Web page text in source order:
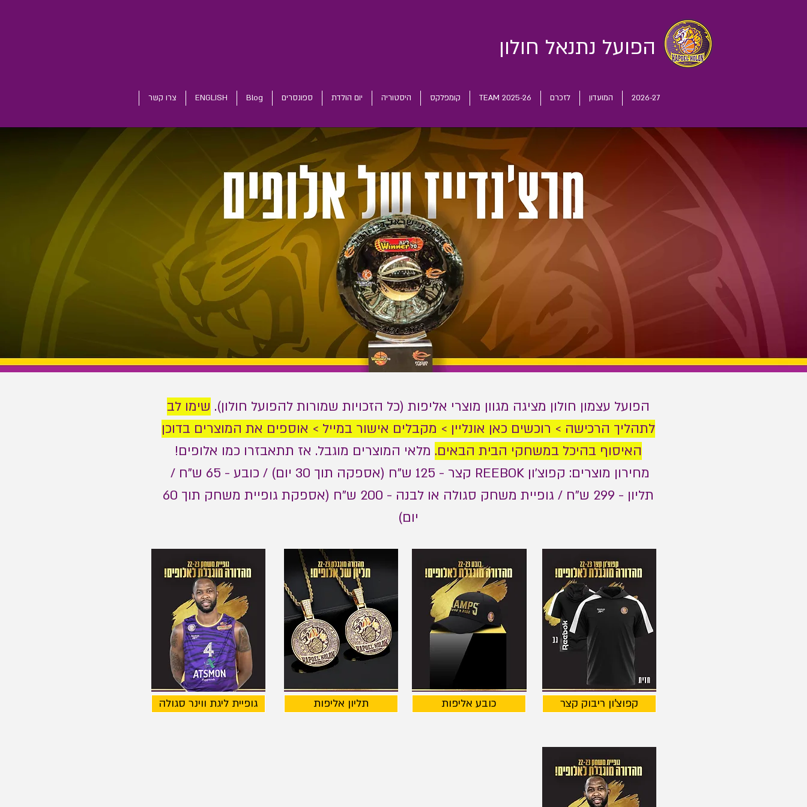
הפועל נתנאל חולון
2026-27 המועדון לזכרם TEAM 2025-26 קומפלקס היסטוריה יום הולדת ספונסרים Blog
ENGLISH צרו קשר
הפועל עצמון חולון מציגה מגוון מוצרי אליפות (כל הזכויות שמורות להפועל חולון). שימו לב
לתהליך הרכישה > רוכשים כאן אונליין > מקבלים אישור במייל > אוספים את המוצרים בדוכן
האיסוף בהיכל במשחקי הבית הבאים. מלאי המוצרים מוגבל. אז תתאבזרו כמו אלופים!
מחירון מוצרים: קפוצ'ון REEBOK קצר - 125 ש"ח (אספקה תוך 30 יום) / כובע - 65 ש"ח /
תליון - 299 ש"ח / גופיית משחק סגולה או לבנה - 200 ש"ח (אספקת גופיית משחק תוך 60
יום)
גופיית ליגת ווינר סגולה תליון אליפות כובע אליפות קפוצ'ון ריבוק קצר